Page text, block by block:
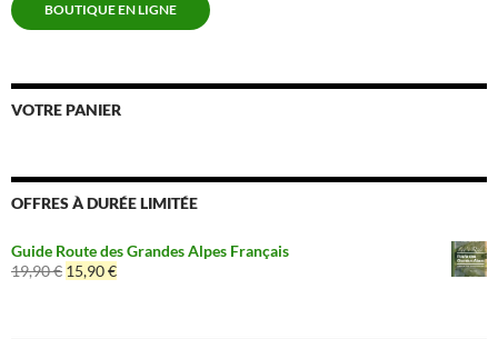
BOUTIQUE EN LIGNE
VOTRE PANIER
OFFRES À DURÉE LIMITÉE
Guide Route des Grandes Alpes Français
19,90€ Le
15,90€Le